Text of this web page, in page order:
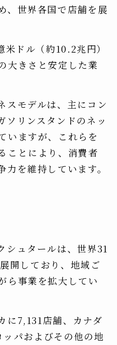
、世界各国で店舗を展
ドル（約10.2兆円）
大きさと安定した業
スモデルは、主にコン
ソリンスタンドのネッ
いますが、これらを
ことにより、消費者
を維持しています。
シュタールは、世界31
開しており、地域ご
ら事業を拡大してい
に7,131店舗、カナダ
パおよびその他の地